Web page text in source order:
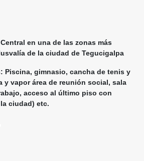
en una de las zonas más
de la ciudad de Tegucigalpa
Piscina, gimnasio, cancha de tenis y
y vapor área de reunión social, sala
acceso al último piso con
ciudad) etc.